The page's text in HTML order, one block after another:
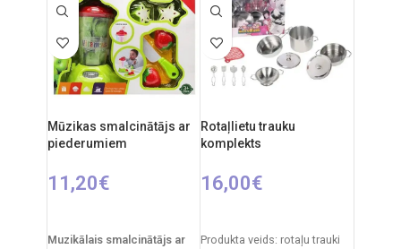
Ieteicamais vecums: no 3
gadiem.
Mūzikas smalcinātājs ar
piederumiem
11,20€
Muzikālais smalcinātājs ar
Rotaļlietu trauku
komplekts
16,00€
Produkta veids: rotaļu trauki